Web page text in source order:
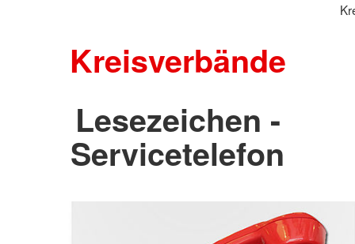
Kreisverbände
Lesezeichen -
Servicetelefon